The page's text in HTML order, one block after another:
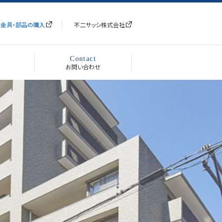
金具・部品の購入 不二サッシ株式会社
Contact
お問い合わせ